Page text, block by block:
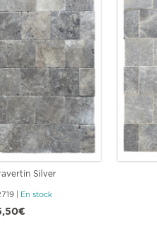
Silver
| En stock